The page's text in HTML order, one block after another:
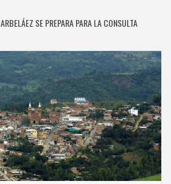
ARBELÁEZ SE PREPARA PARA LA CONSULTA